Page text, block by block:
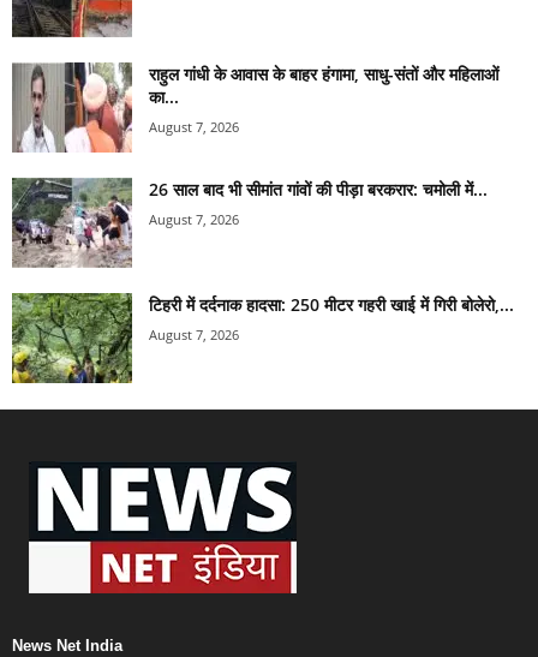
राहुल गांधी के आवास के बाहर हंगामा, साधु-संतों और महिलाओं
का...
August 7, 2026
26 साल बाद भी सीमांत गांवों की पीड़ा बरकरार: चमोली में...
August 7, 2026
टिहरी में दर्दनाक हादसा: 250 मीटर गहरी खाई में गिरी बोलेरो,...
August 7, 2026
News Net India